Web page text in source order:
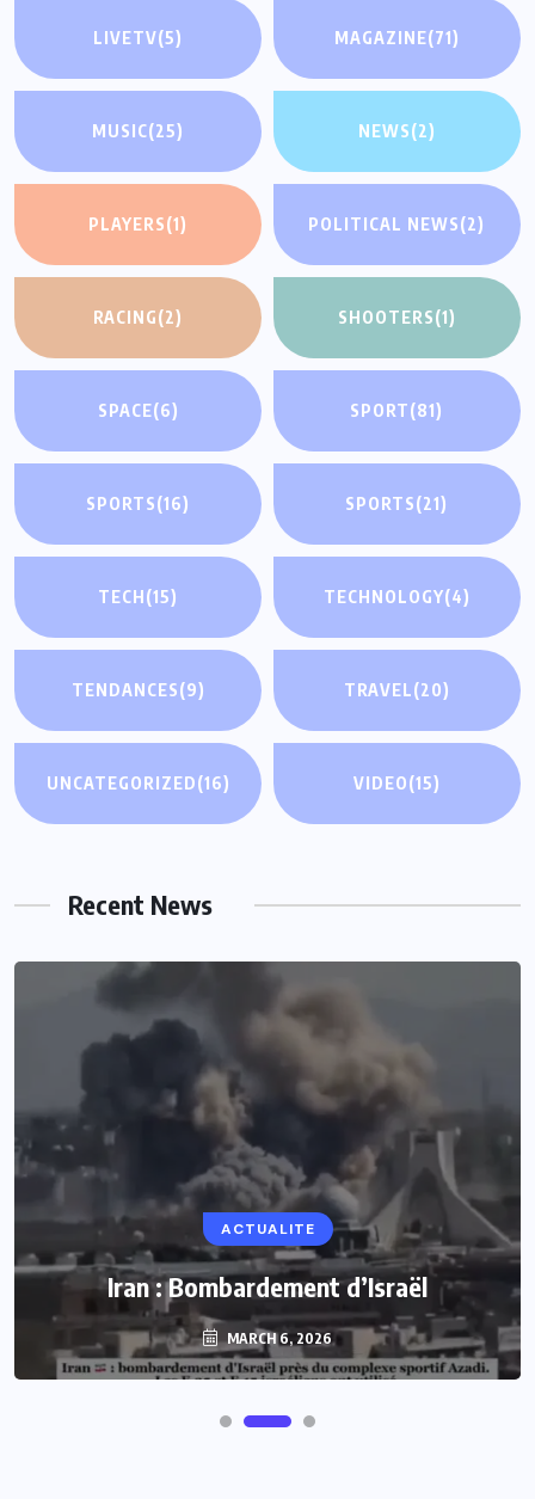
LIVETV(5) MAGAZINE(71)
MUSIC(25) NEWS(2)
PLAYERS(1) POLITICAL NEWS(2)
RACING(2) SHOOTERS(1)
SPACE(6) SPORT(81)
SPORTS(16) SPORTS(21)
TECH(15) TECHNOLOGY(4)
TENDANCES(9) TRAVEL(20)
UNCATEGORIZED(16) VIDEO(15)
Recent News
ACTUALITE
Iran : Bombardement d’Israël
MARCH 6, 2026